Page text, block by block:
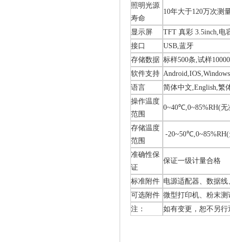
照明光源
寿命
10年大于120万次测
显示屏
TFT 真彩 3.5inch,电
接口
USB,蓝牙
存储数据 标样500条,试样
软件支持
语言
简体中文,English,繁
操作温度
范围
0~40℃,0~85%RH(无
存储温度
范围
-
准确性保
证
保证一级计量合格
标准附件 电源适配器、数据
可选附件 微型打印机、粉末测
注：
如有变更，恕不另行